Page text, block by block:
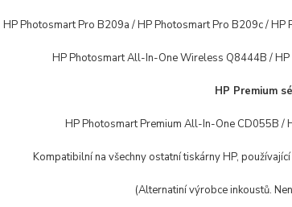
HP Photosmart Pro B209a / HP Photosmart Pro B209c /
HP Photosmart All-In-One Wireless Q8444B /
HP Premium
HP Photosmart Premium All-In-One CD055B /
Kompatibilní na všechny ostatní tiskárny HP,
(Alternatiní výrobce inkoustů.